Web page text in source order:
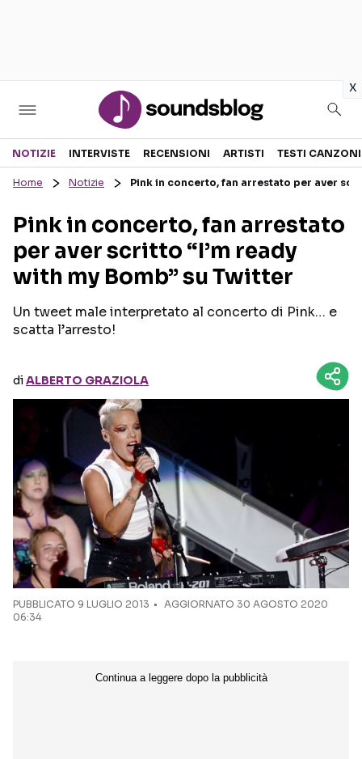
x
Sezioni
RECENSIONI MUSICALI
INTERVISTE
GOSSIP E CURIOSITÀ
TESTI CANZONI
TOUR ED EVENTI
TALENT SHOW
Seguici sui social
NOTIZIE INTERVISTE RECENSIONI ARTISTI TESTI CANZONI
Home Notizie Pink in concerto, fan arrestato per aver
Pink in concerto, fan arrestato
per aver scritto “I’m ready
with my Bomb” su Twitter
Un tweet male interpretato al concerto di Pink… e
scatta l’arresto!
diALBERTO GRAZIOLA
PUBBLICATO 9 LUGLIO 2013
AGGIORNATO 30 AGOSTO 2020
06:34